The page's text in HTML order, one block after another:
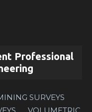
Professional
SURVEYS
VOLUMETRIC